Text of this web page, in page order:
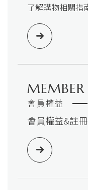
了解購物相關指
MEMBER
會員權益
會員權益&註